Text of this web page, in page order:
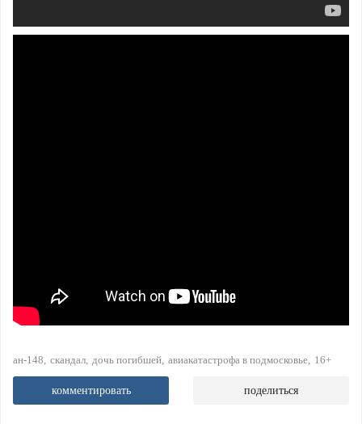
ан-148 скандал дочь погибшей авиакатастрофа в подмосковье 16+
комментировать поделиться